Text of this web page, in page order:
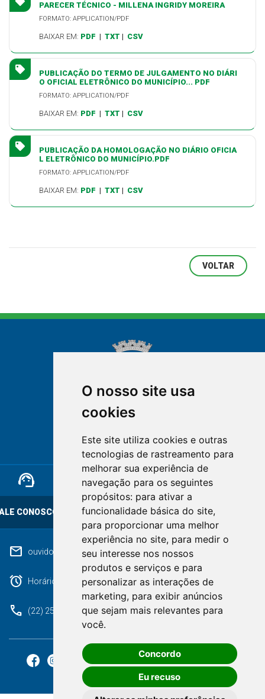
O nosso site usa
cookies
Este site utiliza cookies e outras
tecnologias de rastreamento para
melhorar sua experiência de
navegação para os seguintes
propósitos: para ativar a
funcionalidade básica do site,
para proporcionar uma melhor
experiência no site, para medir o
seu interesse nos nossos
produtos e serviços e para
personalizar as interações de
marketing, para exibir anúncios
que sejam mais relevantes para
você.
Concordo
Eu recuso
PARECER TÉCNICO - MILLENA INGRIDY MOREIRA
FORMATO: APPLICATION/PDF
BAIXAR EM: PDF | TXT | CSV
PUBLICAÇÃO DO TERMO DE JULGAMENTO NO DIÁRI
O OFICIAL ELETRÔNICO DO MUNICÍPIO... PDF
FORMATO: APPLICATION/PDF
BAIXAR EM: PDF | TXT | CSV
PUBLICAÇÃO DA HOMOLOGAÇÃO NO DIÁRIO OFICIA
L ELETRÔNICO DO MUNICÍPIO.PDF
FORMATO: APPLICATION/PDF
BAIXAR EM: PDF | TXT | CSV
VOLTAR
NOVA FRIBURGO
RIO DE JANEIRO
mail ouvidoriageral@pmnf.rj.gov.br
alarm Horário de atendimento: Segunda a Sexta das 09h às 17h.
phone (22) 2525-9100
support_agent
CONOSCO
mail
OUVIDORIA